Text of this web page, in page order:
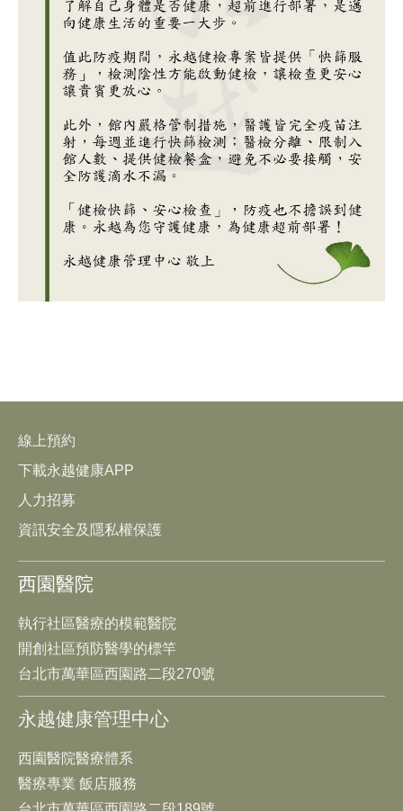
線上預約
下載永越健康APP
人力招募
資訊安全及隱私權保護
西園醫院
執行社區醫療的模範醫院
開創社區預防醫學的標竿
台北市萬華區西園路二段270號
永越健康管理中心
西園醫院醫療體系
醫療專業 飯店服務